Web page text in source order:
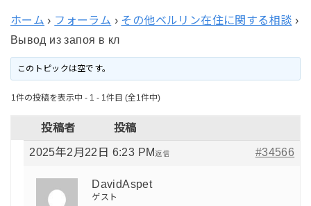
ホーム › フォーラム › その他ベルリン在住に関する相談 ›
Вывод из запоя в кл
このトピックは空です。
1件の投稿を表示中 - 1 - 1件目 (全1件中)
投稿者 投稿
2025年2月22日 6:23 PM #34566
返信
DavidAspet
ゲスト